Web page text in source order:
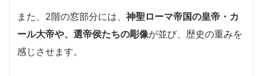
また、2階の窓部分には、 神聖ローマ帝国の皇帝・カ
ール大帝や、選帝侯たちの彫像が並び、歴史の重みを
感じさせます。